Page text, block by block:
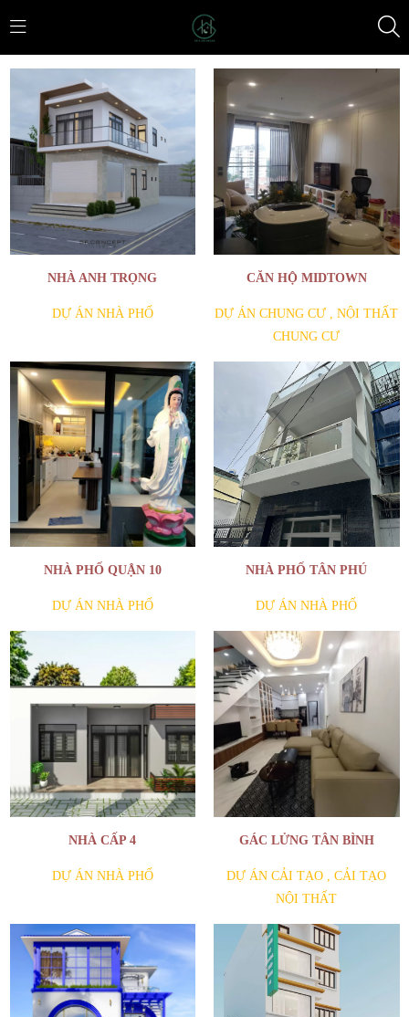
NHÀ ANH TRỌNG
DỰ ÁN NHÀ PHỐ
CĂN HỘ MIDTOWN
DỰ ÁN CHUNG CƯ ,NỘI THẤT
CHUNG CƯ
NHÀ PHỐ QUẬN 10
DỰ ÁN NHÀ PHỐ
NHÀ PHỐ TÂN PHÚ
DỰ ÁN NHÀ PHỐ
NHÀ CẤP 4
DỰ ÁN NHÀ PHỐ
GÁC LỬNG TÂN BÌNH
DỰ ÁN CẢI TẠO ,CẢI TẠO
NỘI THẤT